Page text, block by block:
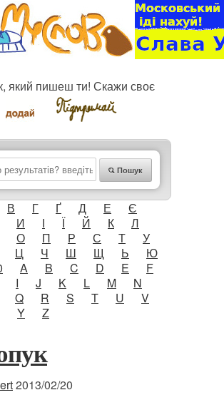
який пишеш ти! Скажи своє
Пошук
В Г Ґ Д Е
Є
И І Ї Й К
Л
О П Р С Т
У
Ц Ч Ш Щ Ь
Ю
A B C D E
F
I J K L M
N
Q R S T U
V
Y Z
2013/02/20